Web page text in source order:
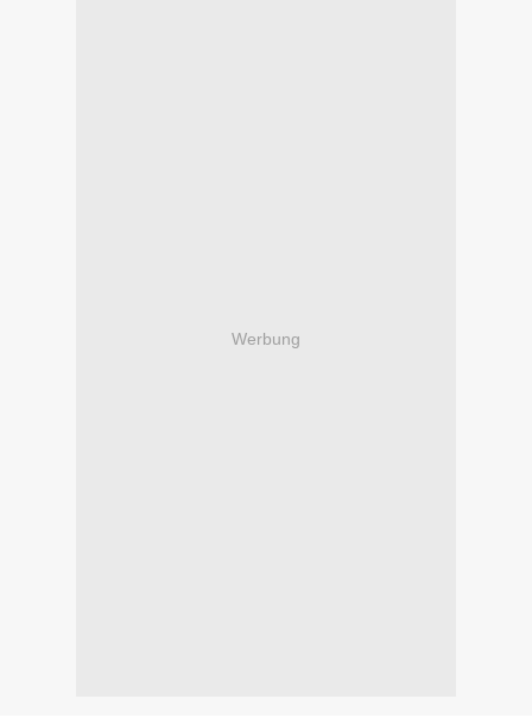
Werbung